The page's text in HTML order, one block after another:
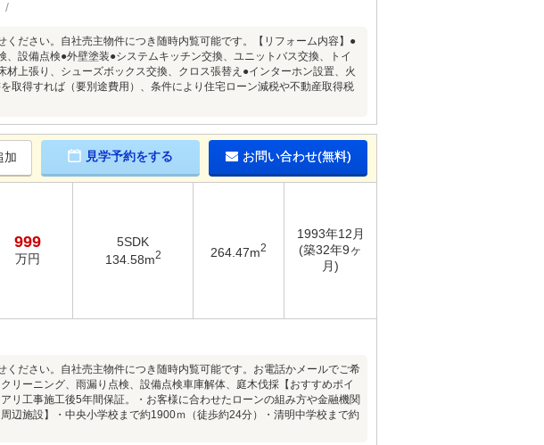
ださい。自社売主物件につき随時内覧可能です。【リフォーム内容】●
設備点検●外壁塗装●システムキッチン交換、ユニットバス交換、トイ
上張り、シューズボックス交換、クロス張替え●インターホン設置、火
取得すれば（要別途費用）、条件により住宅ローン減税や不動産取得税
加 見学予約をする お問い合わせ(無料)
999
万円
5SDK
134.58m2 264.47m2
1993年12月
(築32年9ヶ
月)
ださい。自社売主物件につき随時内覧可能です。お電話かメールでご希
リーニング、雨漏り点検、設備点検車庫解体、庭木伐採【おすすめポイ
リ工事施工後5年間保証。・お客様に合わせたローンの組み方や金融機関
辺施設】・中央小学校まで約1900ｍ（徒歩約24分）・清明中学校まで約